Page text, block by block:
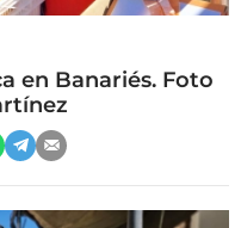
en Banariés. Foto